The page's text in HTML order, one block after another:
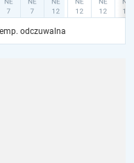
odczuwalna